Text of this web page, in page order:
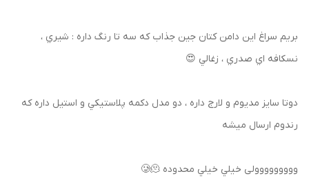
بريم سراغ اين دامن كتان جين جذاب كه سه تا رنگ داره : شيري ،
نسكافه اي صدري ، زغالي 😍
دوتا سايز مديوم و لارج داره ، دو مدل دكمه پلاستيكي و استيل داره كه
رندوم ارسال ميشه
ووووووووولى خيلي خيلي محدوده 🥲🫠